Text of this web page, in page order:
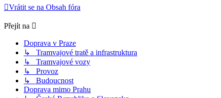
Vrátit se na Obsah fóra
Přejít na
Doprava v Praze
↳ Tramvajové tratě a infrastruktura
↳ Tramvajové vozy
↳ Provoz
↳ Budoucnost
Doprava mimo Prahu